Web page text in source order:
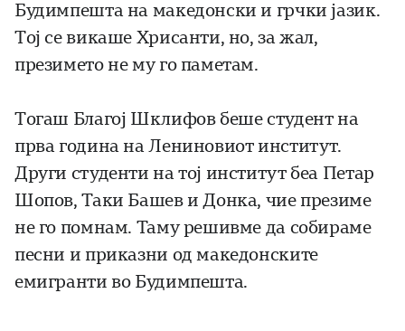
Будимпешта на македонски и грчки јазик.
Тој се викаше Хрисанти, но, за жал,
презимето не му го паметам.
Тогаш Благој Шклифов беше студент на
прва година на Лениновиот институт.
Други студенти на тој институт беа Петар
Шопов, Таки Башев и Донка, чие презиме
не го помнам. Таму решивме да собираме
песни и приказни од македонските
емигранти во Будимпешта.